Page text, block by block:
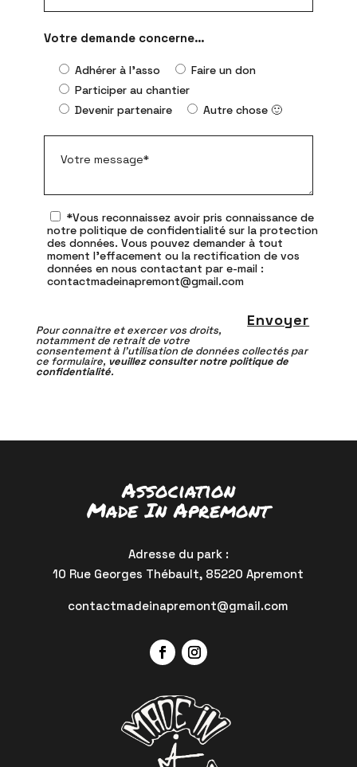
Votre demande concerne…
Adhérer à l'asso
Faire un don
Participer au chantier
Devenir partenaire
Autre chose 🙂
*Vous reconnaissez avoir pris connaissance de
notre politique de confidentialité sur la protection
des données. Vous pouvez demander à tout
moment l'effacement ou la rectification de vos
données en nous contactant par e-mail :
contactmadeinapremont@gmail.com
Pour connaitre et exercer vos droits,
notamment de retrait de votre
consentement à l’utilisation de données collectés par
ce formulaire, veuillez consulter notre politique de
confidentialité.
Association
Made In Apremont
Adresse du park :
10 Rue Georges Thébault, 85220 Apremont
contactmadeinapremont@gmail.com